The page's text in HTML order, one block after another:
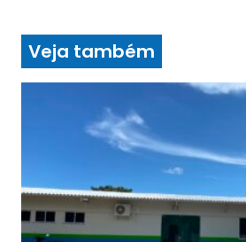
Veja também